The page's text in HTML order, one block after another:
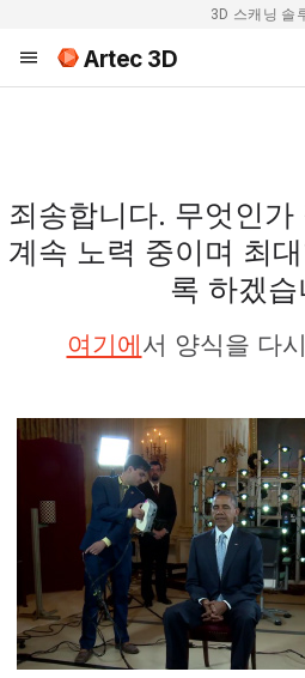
3D 스캐닝 솔
Artec 3D
죄송합니다. 무엇인
계속 노력 중이며 최
록 하겠
여기에서 양식을 다